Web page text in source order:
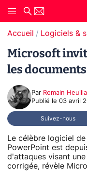
Accueil Logiciels &
Microsoft
les
Par Romain
Publié le 03 avril
Suivez-nous
Le célèbre logiciel
PowerPoint est
d'attaques visant
corrigée, révèle